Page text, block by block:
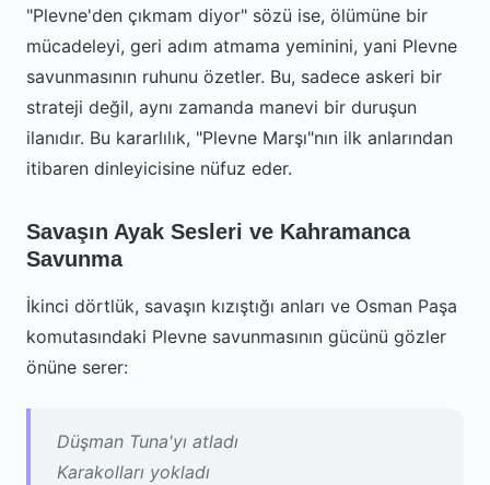
"Plevne'den çıkmam diyor" sözü ise, ölümüne bir
mücadeleyi, geri adım atmama yeminini, yani Plevne
savunmasının ruhunu özetler. Bu, sadece askeri bir
strateji değil, aynı zamanda manevi bir duruşun
ilanıdır. Bu kararlılık, "Plevne Marşı"nın ilk anlarından
itibaren dinleyicisine nüfuz eder.
Savaşın Ayak Sesleri ve Kahramanca
Savunma
İkinci dörtlük, savaşın kızıştığı anları ve Osman Paşa
komutasındaki Plevne savunmasının gücünü gözler
önüne serer:
Düşman Tuna'yı atladı
Karakolları yokladı